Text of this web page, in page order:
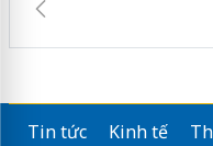
Tin tức Kinh tế